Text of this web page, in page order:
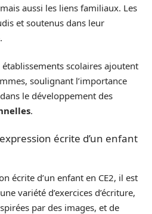
aussi les liens familiaux. Les
et soutenus dans leur
scolaires ajoutent
soulignant l’importance
le développement des
.
écrite d’un enfant
écrite d’un enfant en CE2, il est
variété d’exercices d’écriture,
par des images, et de